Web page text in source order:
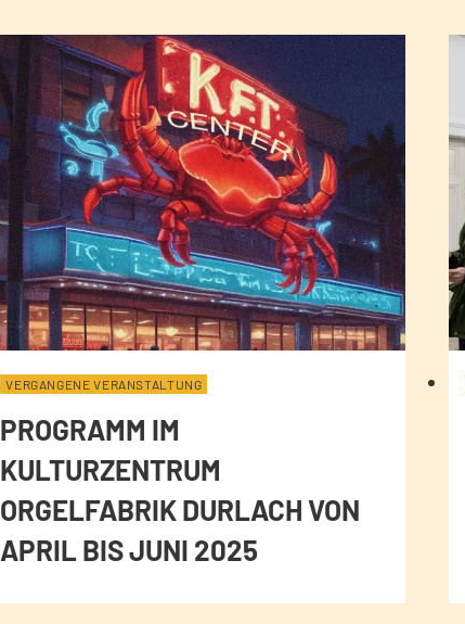
VERGANGENE VERANSTALTUNG
PROGRAMM IM
KULTURZENTRUM
ORGELFABRIK DURLACH VON
APRIL BIS JUNI 2025